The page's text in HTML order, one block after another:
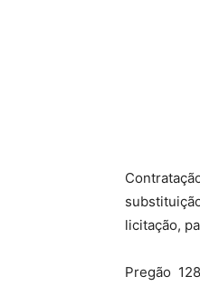
licitação,
Pregão